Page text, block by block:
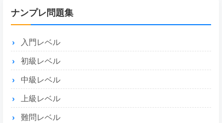
ナンプレ問題集
入門レベル
初級レベル
中級レベル
上級レベル
難問レベル